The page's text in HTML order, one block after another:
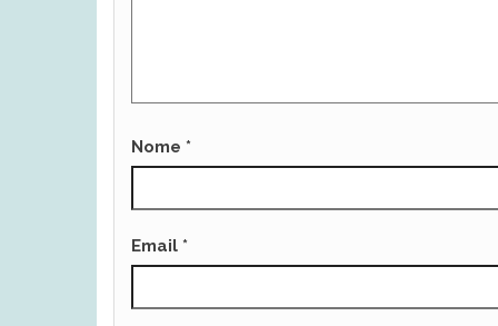
Nome *
Email *